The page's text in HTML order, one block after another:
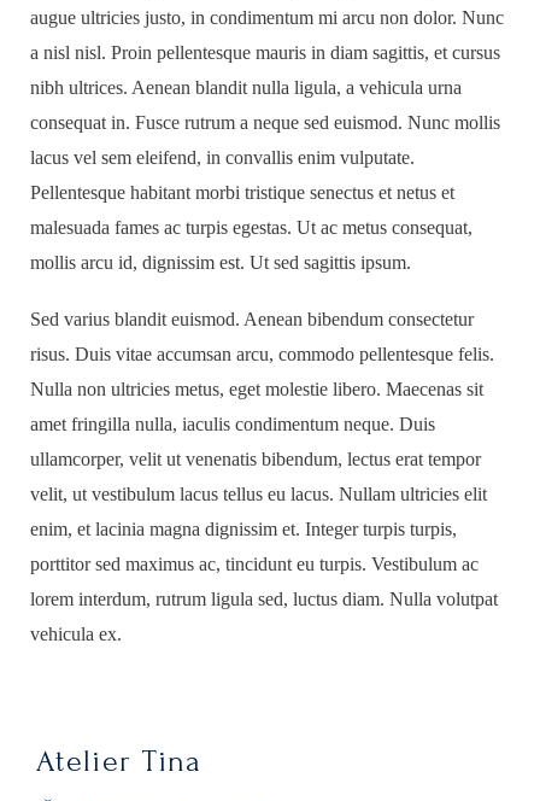
augue ultricies justo, in condimentum mi arcu non dolor. Nunc
a nisl nisl. Proin pellentesque mauris in diam sagittis, et cursus
nibh ultrices. Aenean blandit nulla ligula, a vehicula urna
consequat in. Fusce rutrum a neque sed euismod. Nunc mollis
lacus vel sem eleifend, in convallis enim vulputate.
Pellentesque habitant morbi tristique senectus et netus et
malesuada fames ac turpis egestas. Ut ac metus consequat,
mollis arcu id, dignissim est. Ut sed sagittis ipsum.
Sed varius blandit euismod. Aenean bibendum consectetur
risus. Duis vitae accumsan arcu, commodo pellentesque felis.
Nulla non ultricies metus, eget molestie libero. Maecenas sit
amet fringilla nulla, iaculis condimentum neque. Duis
ullamcorper, velit ut venenatis bibendum, lectus erat tempor
velit, ut vestibulum lacus tellus eu lacus. Nullam ultricies elit
enim, et lacinia magna dignissim et. Integer turpis turpis,
porttitor sed maximus ac, tincidunt eu turpis. Vestibulum ac
lorem interdum, rutrum ligula sed, luctus diam. Nulla volutpat
vehicula ex.
Atelier Tina